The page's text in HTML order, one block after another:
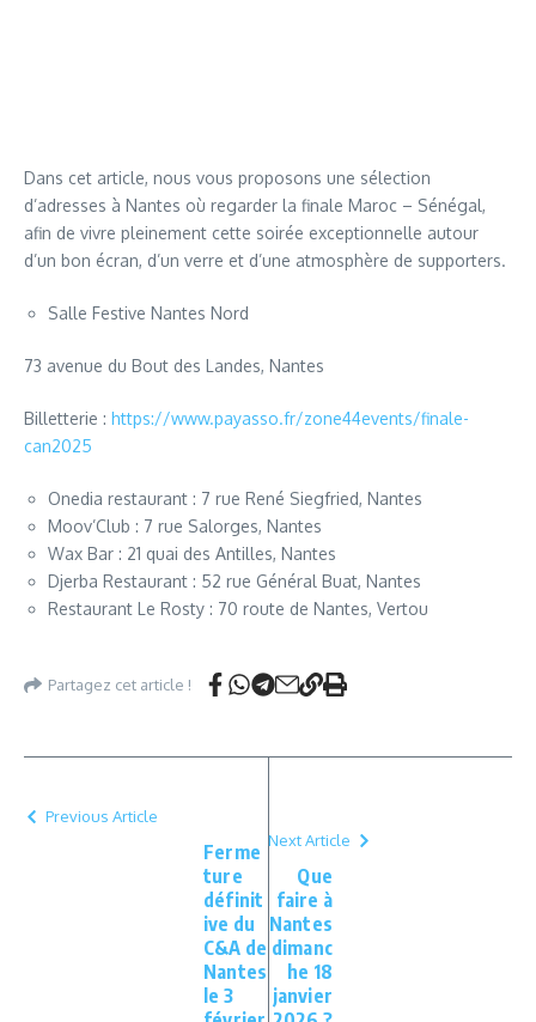
Dans cet article, nous vous proposons une sélection
d’adresses à Nantes où regarder la finale Maroc – Sénégal,
afin de vivre pleinement cette soirée exceptionnelle autour
d’un bon écran, d’un verre et d’une atmosphère de supporters.
Salle Festive Nantes Nord
73 avenue du Bout des Landes, Nantes
Billetterie : https://www.payasso.fr/zone44events/finale-
can2025
Onedia restaurant : 7 rue René Siegfried, Nantes
Moov’Club : 7 rue Salorges, Nantes
Wax Bar : 21 quai des Antilles, Nantes
Djerba Restaurant : 52 rue Général Buat, Nantes
Restaurant Le Rosty : 70 route de Nantes, Vertou
Partagez cet article !
Previous Article
Ferme
ture
définit
ive du
C&A de
Nantes
le 3
Next Article
Que
faire à
Nantes
dimanc
he 18
janvier